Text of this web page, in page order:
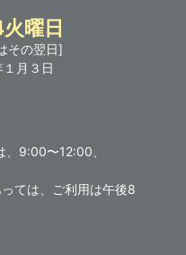
曜日
その翌日]
月３日
、9:00〜12:00、
ては、ご利用は午後8